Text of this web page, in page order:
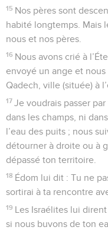
15 Nos pères sont
habité longtemps. Mais
nous et nos pères.
16 Nous avons crié à
envoyé un ange et nous
Qadech, ville (située) à
17 Je voudrais passer
dans les champs, ni
l’eau des puits ; nous
détourner à droite ou à
dépassé ton territoire.
18 Édom lui dit : Tu ne
sortirai à ta rencontre
19 Les Israélites lui
si nous buvons de ton